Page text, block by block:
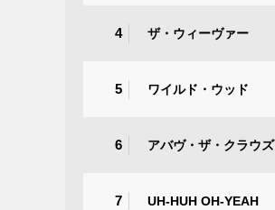
4 ザ・ウィーヴァー
5 ワイルド・ウッド
6 アバヴ・ザ・クラウズ
7 UH‐HUH OH‐YEAH